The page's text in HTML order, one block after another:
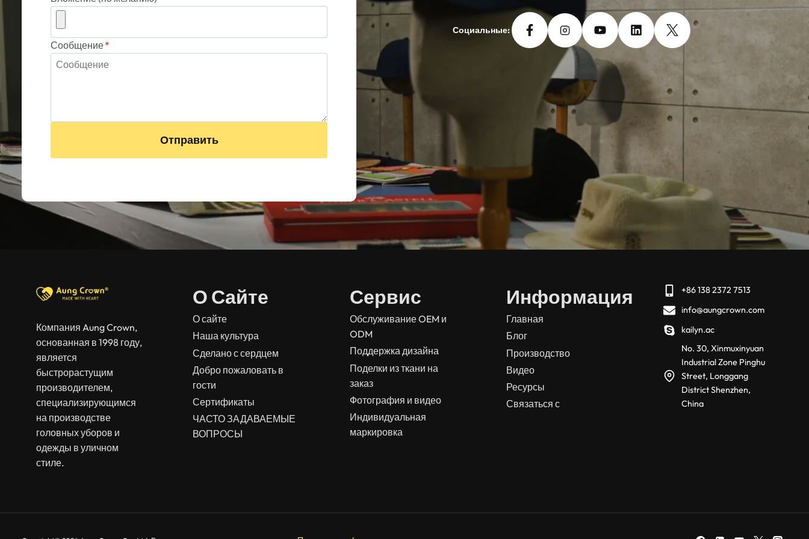
Сообщение*
Отправить
Социальные:
Компания Aung Crown,
основанная в 1998 году,
является
быстрорастущим
производителем,
специализирующимся
на производстве
головных уборов и
одежды в уличном
стиле.
О Сайте
О сайте
Наша культура
Сделано с сердцем
Добро пожаловать в
гости
Сертификаты
ЧАСТО ЗАДАВАЕМЫЕ
ВОПРОСЫ
Сервис
Обслуживание OEM и
ODM
Поддержка дизайна
Поделки из ткани на
заказ
Фотография и видео
Индивидуальная
маркировка
Информация
Главная
Блог
Производство
Видео
Ресурсы
Связаться с
+86 138 2372 7513
info@aungcrown.com
kailyn.ac
No. 30, Xinmuxinyuan
Industrial Zone Pinghu
Street, Longgang
District Shenzhen,
China